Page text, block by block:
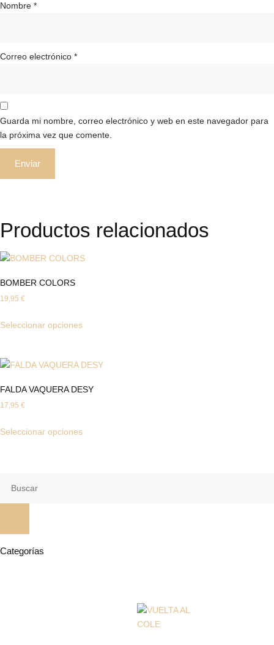
Nombre *
Correo electrónico *
Guarda mi nombre, correo electrónico y web en este navegador para
la próxima vez que comente.
Productos relacionados
BOMBER COLORS
19,95 €
Seleccionar opciones
FALDA VAQUERA DESY
17,95 €
Seleccionar opciones
Categorías